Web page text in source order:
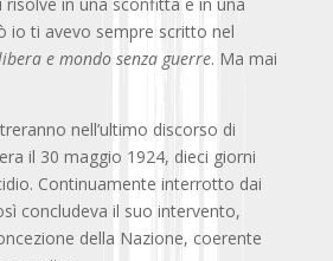
io ti avevo sempre scritto nel
e mondo senza guerre. Ma mai
nell’ultimo discorso di
il 30 maggio 1924, dieci giorni
Continuamente interrotto dai
concludeva il suo intervento,
della Nazione, coerente